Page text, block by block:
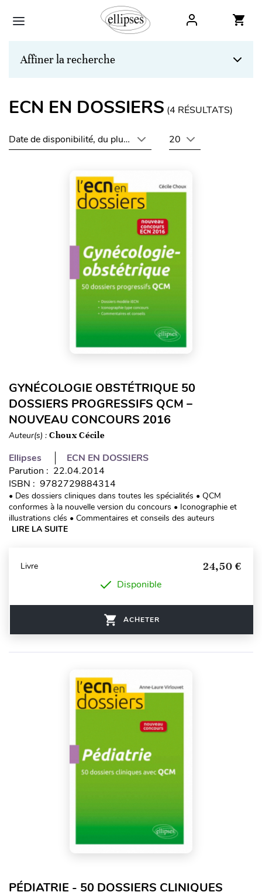
Affiner la recherche
ECN EN DOSSIERS (4 RÉSULTATS)
Date de disponibilité, du plus récent au plus ancien
20
GYNÉCOLOGIE OBSTÉTRIQUE 50
DOSSIERS PROGRESSIFS QCM –
NOUVEAU CONCOURS 2016
Auteur(s) : Choux Cécile
Ellipses
ECN EN DOSSIERS
Parution : 22.04.2014
ISBN : 9782729884314
• Des dossiers cliniques dans toutes les spécialités • QCM
conformes à la nouvelle version du concours • Iconographie et
illustrations clés • Commentaires et conseils des auteurs
LIRE LA SUITE
Livre 24,50 €
Disponible
ACHETER
PÉDIATRIE - 50 DOSSIERS CLINIQUES